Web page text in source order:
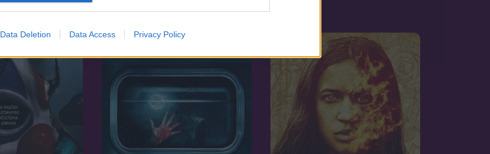
Data Deletion Data Access Privacy Policy